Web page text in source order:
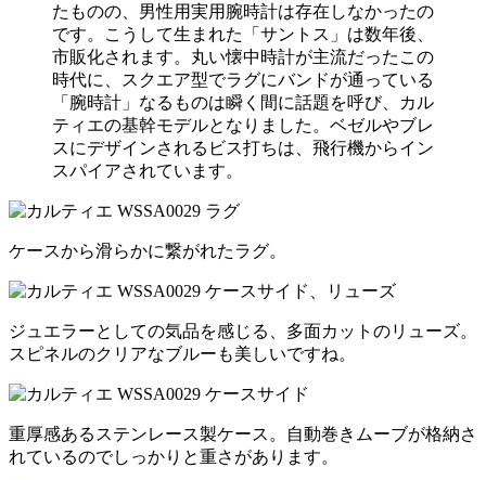
たものの、男性用実用腕時計は存在しなかったの
です。こうして生まれた「サントス」は数年後、
市販化されます。丸い懐中時計が主流だったこの
時代に、スクエア型でラグにバンドが通っている
「腕時計」なるものは瞬く間に話題を呼び、カル
ティエの基幹モデルとなりました。ベゼルやブレ
スにデザインされるビス打ちは、飛行機からイン
スパイアされています。
ケースから滑らかに繋がれたラグ。
ジュエラーとしての気品を感じる、多面カットのリューズ。
スピネルのクリアなブルーも美しいですね。
重厚感あるステンレース製ケース。自動巻きムーブが格納さ
れているのでしっかりと重さがあります。